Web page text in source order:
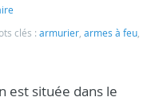
clés : armurier, armes à feu,
est située dans le